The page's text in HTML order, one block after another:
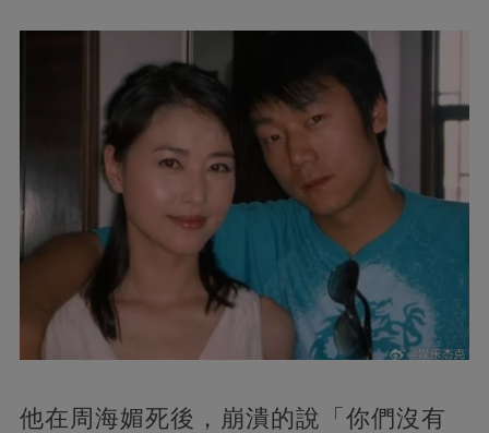
他在周海媚死後，崩潰的說「你們沒有